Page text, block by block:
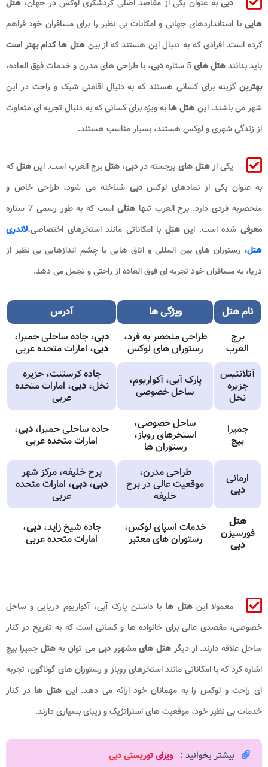
دبیبه عنوان یکی از مقاصد اصلی گردشگری لوکس در جهان، هتل
هاییبا استانداردهای جهانی و امکانات بی نظیر را برای مسافران خود فراهم
کرده است. افرادی که به دنبال این هستند که از بینهتل ها کدام بهتر است
باید بدانندهتل های5 ستاره دبی، با طراحی های مدرن و خدمات فوق العاده،
بهترینگزینه برای کسانی هستند که به دنبال اقامتی شیک و راحت در این
شهر می باشند. این هتل ها به ویژه برای کسانی که به دنبال تجربه ای متفاوت
از زندگی شهری و لوکس هستند، بسیار مناسب هستند.
یکی ازهتل های برجسته دردبی،هتلبرج العرب است. اینهتلکه
به عنوان یکی از نمادهای لوکسدبیشناخته می شود، طراحی خاص و
منحصربه فردی دارد. برج العرب تنهاهتلی است که به طور رسمی 7 ستاره
معرفی شده است. اینهتل با امکاناتی مانند استخرهای اختصاصی،لاندری
هتل، رستوران های بین المللی و اتاق هایی با چشم اندازهایی بی نظیر از
دریا، به مسافران خود تجربه ای فوق العاده از راحتی و تجمل می دهد.
نامهتل ویژگی ها
آدرس
برج
العرب
طراحی منحصر به فرد،
رستوران های لوکس
دبی، جاده ساحلی جمیرا،
دبی، امارات متحده عربی
آتلانتیس
جزیره
نخل
پارک آبی، آکواریوم،
ساحل خصوصی
جاده کرستنت، جزیره
نخل،دبی، امارات متحده
عربی
جمیرا
بیچ
ساحل خصوصی،
استخرهای روباز،
رستوران ها
جاده ساحلی جمیرا، دبی،
امارات متحده عربی
ارمانی
دبی
طراحی مدرن،
موقعیت عالی در برج
خلیفه
برج خلیفه، مرکز شهر
دبی، دبی، امارات متحده
عربی
هتل
فورسیزن
دبی
خدمات اسپای لوکس،
رستوران های معتبر
جاده شیخ زاید،دبی،
امارات متحده عربی
معمولا اینهتل ها با داشتن پارک آبی، آکواریوم دریایی و ساحل
خصوصی، مقصدی عالی برای خانواده ها و کسانی است که به تفریح در کنار
ساحل علاقه دارند. از دیگر هتل هایمشهوردبیمی توان بههتلجمیرا بیچ
اشاره کرد که با امکاناتی مانند استخرهای روباز و رستوران های گوناگون، تجربه
ای راحت و لوکس را به مهمانان خود ارائه می دهد. این هتل ها در کنار
خدمات بی نظیر خود، موقعیت های استراتژیک و زیبای بسیاری دارند.
بیشتر بخوانید : ویزای توریستی دبی